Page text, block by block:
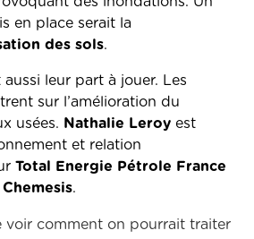
en place serait la
des sols.
leur part à jouer. Les
sur l’amélioration du
usées. Nathalie Leroy est
et relation
Total Energie Pétrole France
.
voir comment on pourrait traiter